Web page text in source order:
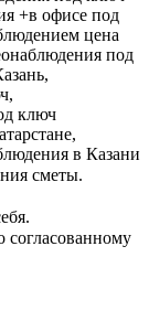
+в офисе под
цена
под
ключ
в Казани
сметы.